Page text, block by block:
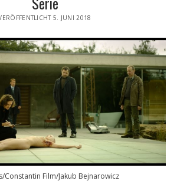
5. JUNI 2018
Constantin Film/Jakub Bejnarowicz